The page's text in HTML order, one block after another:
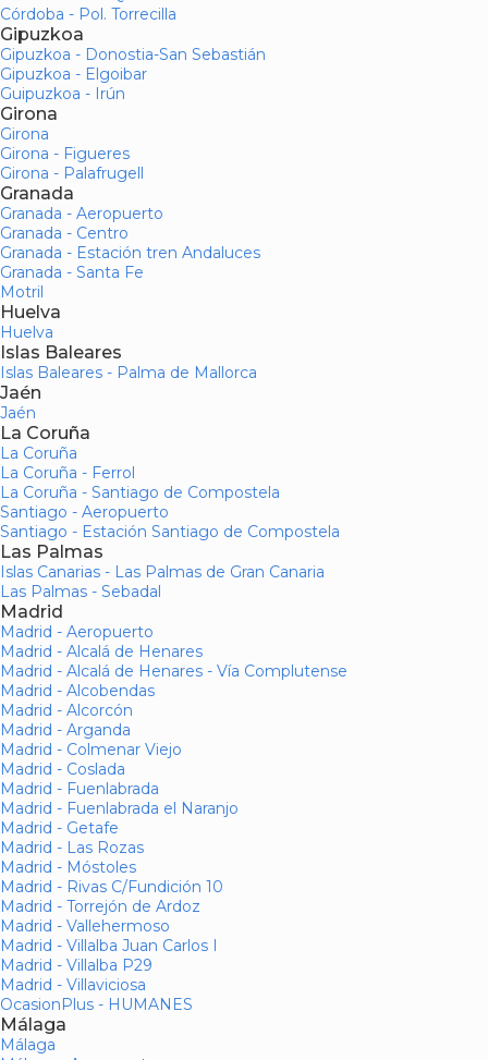
Córdoba - Pol. Torrecilla
Gipuzkoa
Gipuzkoa - Donostia-San Sebastián
Gipuzkoa - Elgoibar
Guipuzkoa - Irún
Girona
Girona
Girona - Figueres
Girona - Palafrugell
Granada
Granada - Aeropuerto
Granada - Centro
Granada - Estación tren Andaluces
Granada - Santa Fe
Motril
Huelva
Huelva
Islas Baleares
Islas Baleares - Palma de Mallorca
Jaén
Jaén
La Coruña
La Coruña
La Coruña - Ferrol
La Coruña - Santiago de Compostela
Santiago - Aeropuerto
Santiago - Estación Santiago de Compostela
Las Palmas
Islas Canarias - Las Palmas de Gran Canaria
Las Palmas - Sebadal
Madrid
Madrid - Aeropuerto
Madrid - Alcalá de Henares
Madrid - Alcalá de Henares - Vía Complutense
Madrid - Alcobendas
Madrid - Alcorcón
Madrid - Arganda
Madrid - Colmenar Viejo
Madrid - Coslada
Madrid - Fuenlabrada
Madrid - Fuenlabrada el Naranjo
Madrid - Getafe
Madrid - Las Rozas
Madrid - Móstoles
Madrid - Rivas C/Fundición 10
Madrid - Torrejón de Ardoz
Madrid - Vallehermoso
Madrid - Villalba Juan Carlos I
Madrid - Villalba P29
Madrid - Villaviciosa
OcasionPlus - HUMANES
Málaga
Málaga